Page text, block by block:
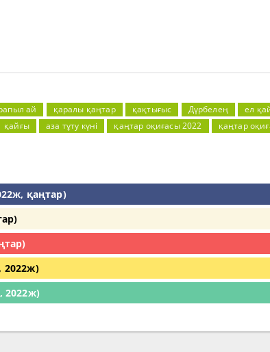
ай қаралы қаңтар қақтығыс Дүрбелең
ел
қайғы аза тұту күні қаңтар оқиғасы 2022 қаңтар
қаңтар)
2022ж)
2022ж)